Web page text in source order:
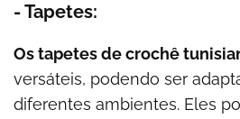
- Tapetes:
Os tapetes de crochê
versáteis, podendo ser
diferentes ambientes. Eles